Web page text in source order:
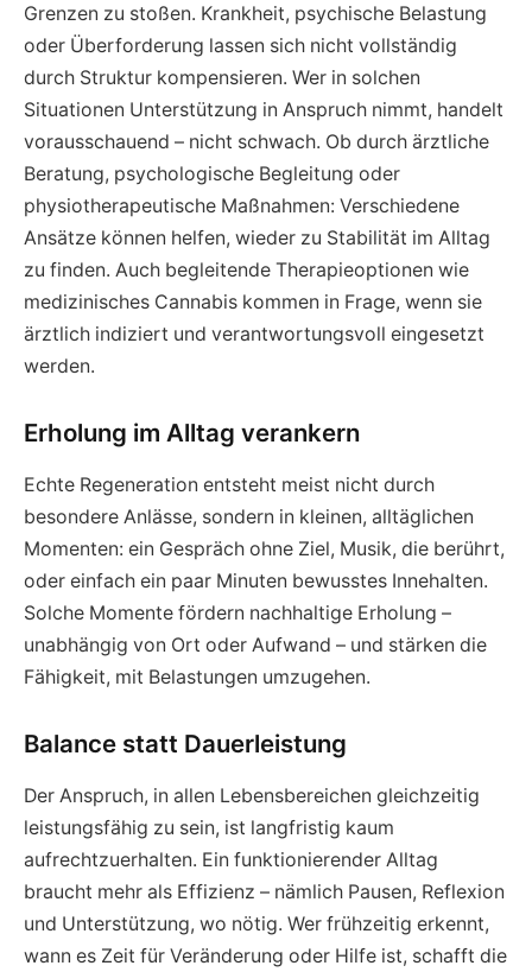
Grenzen zu stoßen. Krankheit, psychische Belastung
oder Überforderung lassen sich nicht vollständig
durch Struktur kompensieren. Wer in solchen
Situationen Unterstützung in Anspruch nimmt, handelt
vorausschauend – nicht schwach. Ob durch ärztliche
Beratung, psychologische Begleitung oder
physiotherapeutische Maßnahmen: Verschiedene
Ansätze können helfen, wieder zu Stabilität im Alltag
zu finden. Auch begleitende Therapieoptionen wie
medizinisches Cannabis kommen in Frage, wenn sie
ärztlich indiziert und verantwortungsvoll eingesetzt
werden.
Erholung im Alltag verankern
Echte Regeneration entsteht meist nicht durch
besondere Anlässe, sondern in kleinen, alltäglichen
Momenten: ein Gespräch ohne Ziel, Musik, die berührt,
oder einfach ein paar Minuten bewusstes Innehalten.
Solche Momente fördern nachhaltige Erholung –
unabhängig von Ort oder Aufwand – und stärken die
Fähigkeit, mit Belastungen umzugehen.
Balance statt Dauerleistung
Der Anspruch, in allen Lebensbereichen gleichzeitig
leistungsfähig zu sein, ist langfristig kaum
aufrechtzuerhalten. Ein funktionierender Alltag
braucht mehr als Effizienz – nämlich Pausen, Reflexion
und Unterstützung, wo nötig. Wer frühzeitig erkennt,
wann es Zeit für Veränderung oder Hilfe ist, schafft die